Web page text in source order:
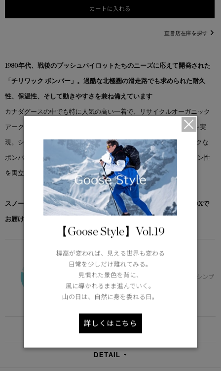
カートに入れる
直営店在庫を探す
1980年代、戦後のブッシュパイロットたちのニーズに応えて開発された
「チリワック ボンバー」。過酷な北極圏の滑走路でも求められた耐久
性、保温性、そして動きやすさを兼ね備えています
カナダグースの中でも特に人気の高い一着で、リサイクルオーガニック
アークティック®を使用し、ブランドの歴史に根ざした高い防寒性を実
現。シグネチャーの2WAY調節可能なスノーケルフード、クラシックな
ボンバーシルエット、リブニットのウエストなど、機能性とデザイン性
を両立しています。
スノーグース by カナダグース コレクション対象商品は、専用のBOXで
お届けいたします。
FUNDAMENTAL
-10°C / -20°C
寒冷地のデイリー使いに適した保温性とシンプ
ルなデザイン
Learn more about TEI
FUNCTION
DETAIL
【Goose Style】Vol.19
標高が変われば、見える世界も変わる
日常を少しだけ離れてみる。
見慣れた景色を背に、
風に導かれるまま進んでいく。
山の日は、自然に身を委ねる日。
詳しくはこちら